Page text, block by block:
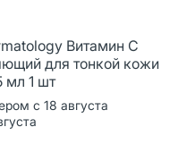
Витамин С
для тонкой кожи
мл 1 шт
с 18 августа